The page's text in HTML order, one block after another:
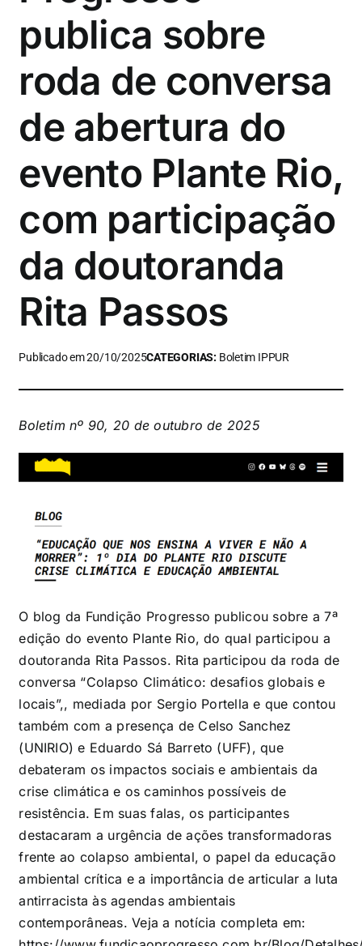
publica sobre
roda de conversa
de abertura do
evento Plante Rio,
com participação
da doutoranda
Rita Passos
Publicado em 20/10/2025CATEGORIAS: Boletim IPPUR
Boletim nº 90, 20 de outubro de 2025
O blog da Fundição Progresso publicou sobre a 7ª
edição do evento Plante Rio, do qual participou a
doutoranda Rita Passos. Rita participou da roda de
conversa “Colapso Climático: desafios globais e
locais”,, mediada por Sergio Portella e que contou
também com a presença de Celso Sanchez
(UNIRIO) e Eduardo Sá Barreto (UFF), que
debateram os impactos sociais e ambientais da
crise climática e os caminhos possíveis de
resistência. Em suas falas, os participantes
destacaram a urgência de ações transformadoras
frente ao colapso ambiental, o papel da educação
ambiental crítica e a importância de articular a luta
antirracista às agendas ambientais
contemporâneas. Veja a notícia completa em: